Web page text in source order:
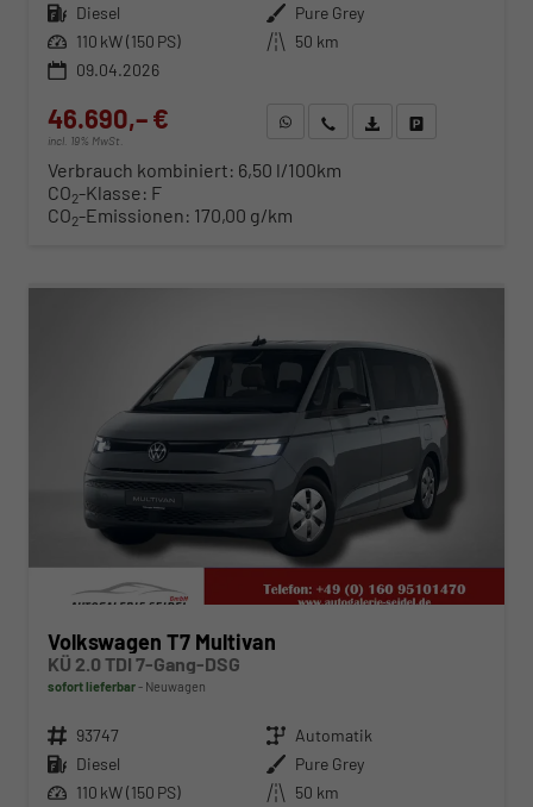
Kraftstoff Diesel Außenfarbe Pure Grey
Leistung 110 kW (150 PS) Kilometerstand 50 km
09.04.2026
46.690,– €
incl. 19% MwSt.
WhatsApp anfragen
Wir rufen Sie anFahrzeugexposé (PDF)
Verbrauch kombiniert: 6,50 l/100km
CO2-Klasse: F
CO2-Emissionen: 170,00 g/km
Volkswagen T7 Multivan
KÜ 2.0 TDI 7-Gang-DSG
sofort lieferbar Neuwagen
Fahrzeugnr. 93747 Getriebe Automatik
Kraftstoff Diesel Außenfarbe Pure Grey
Leistung 110 kW (150 PS) Kilometerstand 50 km